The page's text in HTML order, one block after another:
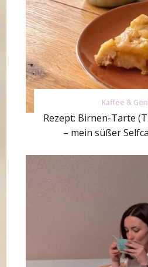
Kaffee &
Rezept: Birnen-Tarte
– mein süßer